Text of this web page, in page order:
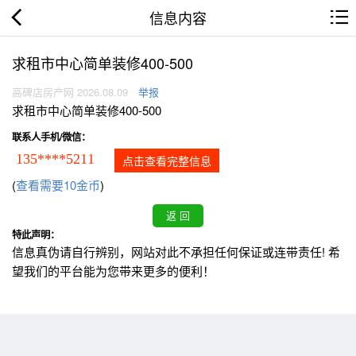
信息内容
求租市中心简单装修400-500
高碑店房产网 2026.08.09 举报
求租市中心简单装修400-500
联系人手机/微信：
135****5211 点击查看完整信息
(查看需要10金币)
特此声明：
信息真伪请自行辨别，网站对此不承担任何保证或连带责任! 希
望我们的平台能为您带来更多的便利！